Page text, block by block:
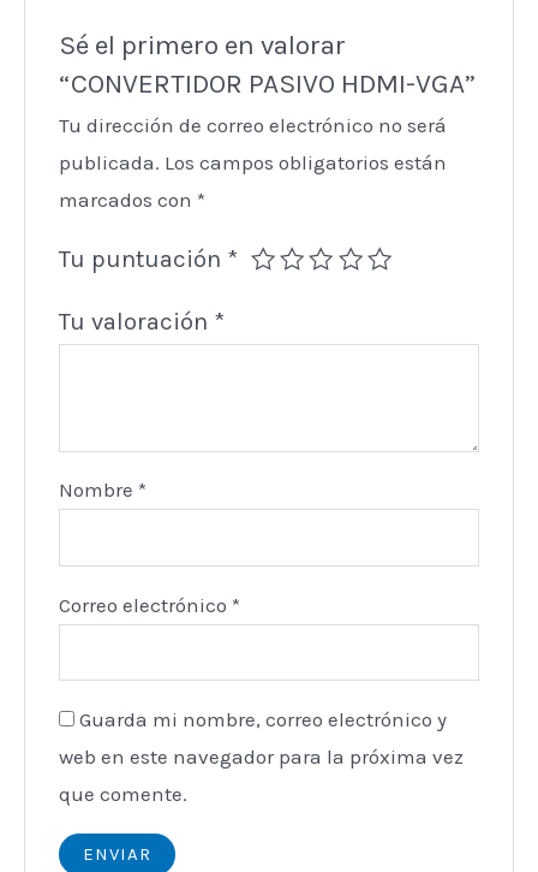
Sé el primero en valorar
“CONVERTIDOR PASIVO HDMI-VGA”
Tu dirección de correo electrónico no será
publicada. Los campos obligatorios están
marcados con *
Tu puntuación *
Tu valoración *
Nombre *
Correo electrónico *
Guarda mi nombre, correo electrónico y
web en este navegador para la próxima vez
que comente.